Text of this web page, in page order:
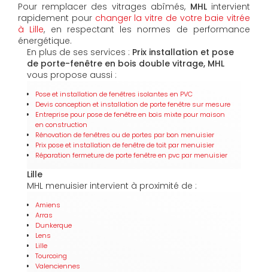
Pour remplacer des vitrages abîmés, MHLintervient
rapidement pour changer la vitre de votre baie vitrée
à Lille, en respectant les normes de performance
énergétique.
En plus de ses services : Prix installation et pose
de porte-fenêtre en bois double vitrage, MHL
vous propose aussi :
Pose et installation de fenêtres isolantes en PVC
Devis conception et installation de porte fenêtre sur mesure
Entreprise pour pose de fenêtre en bois mixte pour maison
en construction
Rénovation de fenêtres ou de portes par bon menuisier
Prix pose et installation de fenêtre de toit par menuisier
Réparation fermeture de porte fenêtre en pvc par menuisier
Lille
MHL menuisier intervient à proximité de :
Amiens
Arras
Dunkerque
Lens
Lille
Tourcoing
Valenciennes